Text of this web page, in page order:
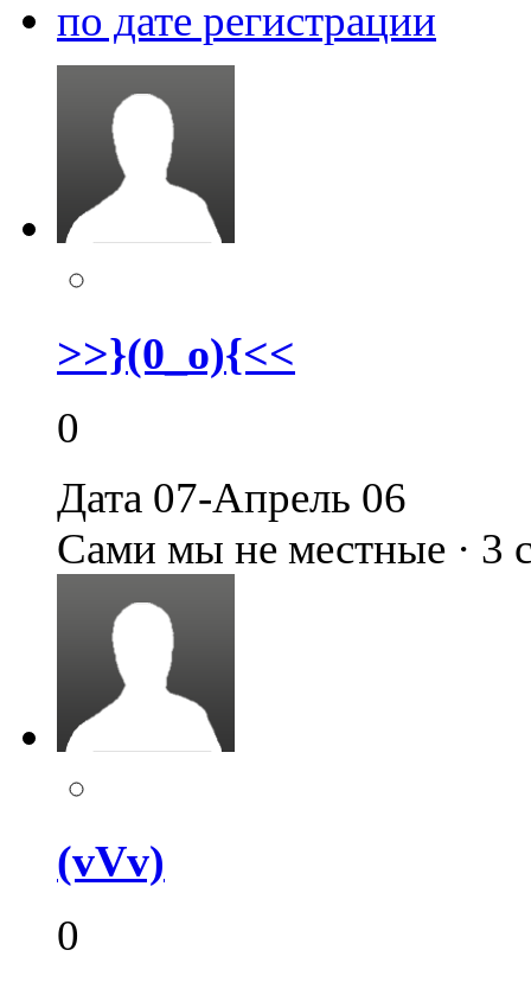
по дате регистрации
>>}(0_o){<<
0
Дата 07-Апрель 06
Сами мы не местные · 3
(vVv)
0